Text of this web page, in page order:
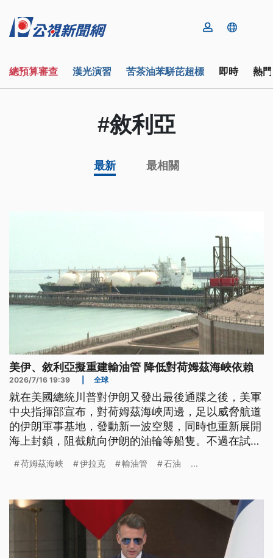
總預算審查 漢光演習 苦茶油苯駢芘超標 即時 熱
#敘利亞
最新 最相關
美伊、敘利亞擬重建輸油管 降低對荷姆茲海峽依賴
2026/7/16 19:39 全球
就在美國總統川普對伊朗又發出最後通牒之後，美軍
中央指揮部宣布，對荷姆茲海峽周邊，足以威脅航道
的伊朗軍事基地，發動新一波空襲，同時也重新展開
海上封鎖，阻截航向伊朗的油輪等船隻。不過在試圖
亞政府高層也頻頻會商，準備重建從伊拉克基爾庫克
峽的依賴。
荷姆茲海峽 伊拉克 輸油管 石油 ...